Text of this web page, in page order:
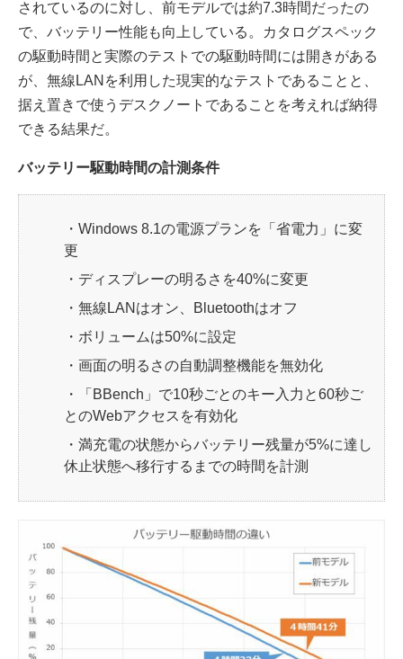
されているのに対し、前モデルでは約7.3時間だったの
で、バッテリー性能も向上している。カタログスペック
の駆動時間と実際のテストでの駆動時間には開きがある
が、無線LANを利用した現実的なテストであることと、
据え置きで使うデスクノートであることを考えれば納得
できる結果だ。
バッテリー駆動時間の計測条件
・Windows 8.1の電源プランを「省電力」に変
更
・ディスプレーの明るさを40%に変更
・無線LANはオン、Bluetoothはオフ
・ボリュームは50%に設定
・画面の明るさの自動調整機能を無効化
・「BBench」で10秒ごとのキー入力と60秒ご
とのWebアクセスを有効化
・満充電の状態からバッテリー残量が5%に達し
休止状態へ移行するまでの時間を計測